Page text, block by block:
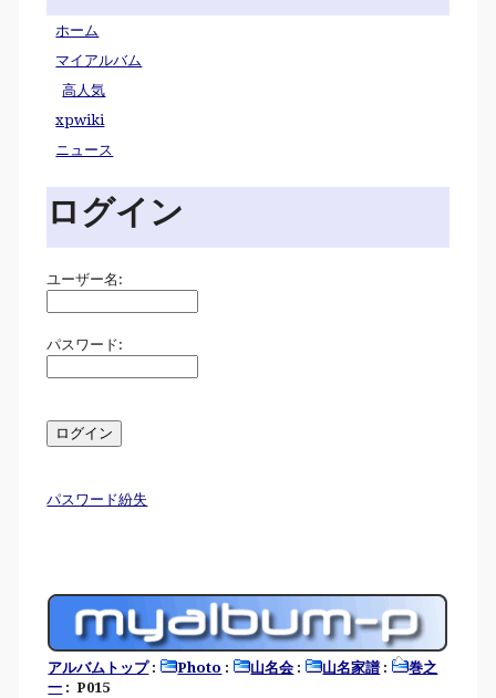
ホーム
マイアルバム
高人気
xpwiki
ニュース
ログイン
ユーザー名:
パスワード:
パスワード紛失
アルバムトップ: Photo : 山名会 : 山名家譜 :
巻之
一 : P015